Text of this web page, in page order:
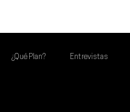
¿Qué Plan? Entrevistas